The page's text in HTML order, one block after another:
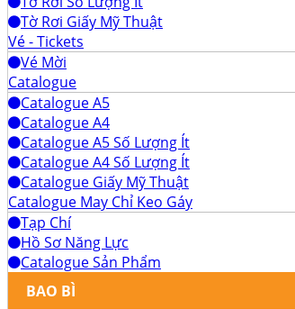
Tờ Rơi Giấy Mỹ Thuật
Vé - Tickets
Vé Mời
Catalogue
Catalogue A5
Catalogue A4
Catalogue A5 Số Lượng Ít
Catalogue A4 Số Lượng Ít
Catalogue Giấy Mỹ Thuật
Catalogue May Chỉ Keo Gáy
Tạp Chí
Hồ Sơ Năng Lực
Catalogue Sản Phẩm
BAO BÌ